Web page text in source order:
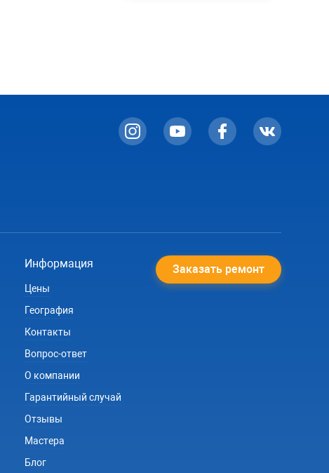
Информация
Цены
География
Контакты
Вопрос-ответ
О компании
Гарантийный случай
Отзывы
Мастера
Блог
Заказать ремонт